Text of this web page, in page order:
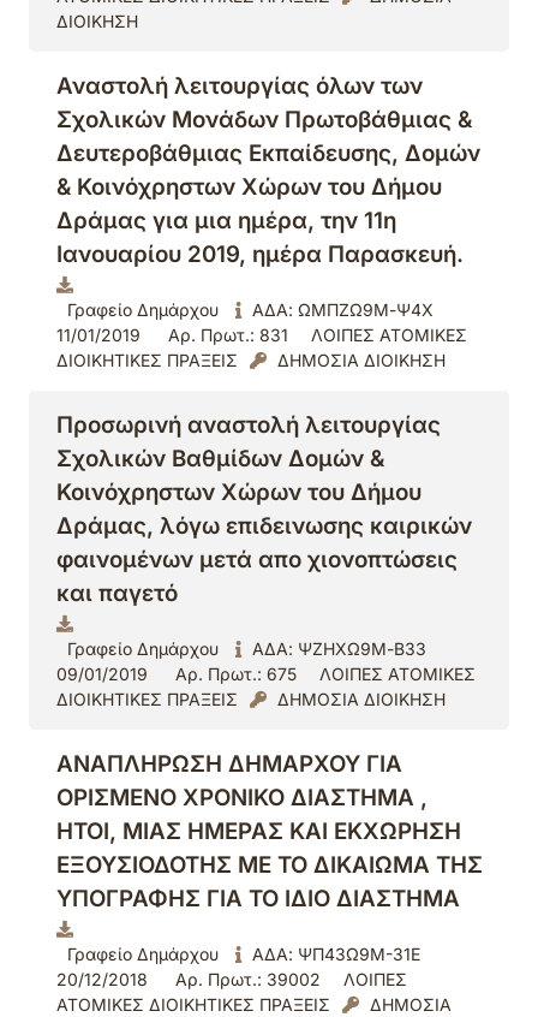
ΔΙΟΙΚΗΣΗ
Αναστολή λειτουργίας όλων των
Σχολικών Μονάδων Πρωτοβάθμιας &
Δευτεροβάθμιας Εκπαίδευσης, Δομών
& Κοινόχρηστων Χώρων του Δήμου
Δράμας για μια ημέρα, την 11η
Ιανουαρίου 2019, ημέρα Παρασκευή.
Γραφείο Δημάρχου
ΑΔΑ: ΩΜΠΖΩ9Μ-Ψ4Χ
11/01/2019
Αρ. Πρωτ.: 831
ΛΟΙΠΕΣ ΑΤΟΜΙΚΕΣ
ΔΙΟΙΚΗΤΙΚΕΣ ΠΡΑΞΕΙΣ
ΔΗΜΟΣΙΑ ΔΙΟΙΚΗΣΗ
Προσωρινή αναστολή λειτουργίας
Σχολικών Βαθμίδων Δομών &
Κοινόχρηστων Χώρων του Δήμου
Δράμας, λόγω επιδεινωσης καιρικών
φαινομένων μετά απο χιονοπτώσεις
και παγετό
Γραφείο Δημάρχου
ΑΔΑ: ΨΖΗΧΩ9Μ-Β33
09/01/2019
Αρ. Πρωτ.: 675
ΛΟΙΠΕΣ ΑΤΟΜΙΚΕΣ
ΔΙΟΙΚΗΤΙΚΕΣ ΠΡΑΞΕΙΣ
ΔΗΜΟΣΙΑ ΔΙΟΙΚΗΣΗ
ΑΝΑΠΛΗΡΩΣΗ ΔΗΜΑΡΧΟΥ ΓΙΑ
ΟΡΙΣΜΕΝΟ ΧΡΟΝΙΚΟ ΔΙΑΣΤΗΜΑ ,
ΗΤΟΙ, ΜΙΑΣ ΗΜΕΡΑΣ ΚΑΙ ΕΚΧΩΡΗΣΗ
ΕΞΟΥΣΙΟΔΟΤΗΣ ΜΕ ΤΟ ΔΙΚΑΙΩΜΑ ΤΗΣ
ΥΠΟΓΡΑΦΗΣ ΓΙΑ ΤΟ ΙΔΙΟ ΔΙΑΣΤΗΜΑ
Γραφείο Δημάρχου
ΑΔΑ: ΨΠ43Ω9Μ-31Ε
20/12/2018
Αρ. Πρωτ.: 39002
ΛΟΙΠΕΣ
ΑΤΟΜΙΚΕΣ ΔΙΟΙΚΗΤΙΚΕΣ ΠΡΑΞΕΙΣ
ΔΗΜΟΣΙΑ